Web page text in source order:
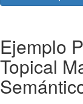
Ejemplo
Topical